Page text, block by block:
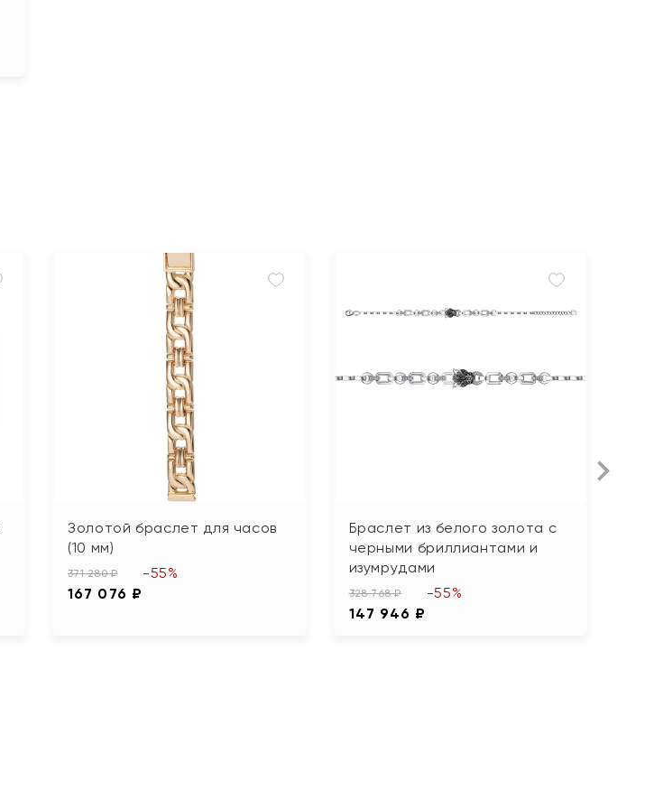
Золотой браслет для часов
(10 мм)
371 280 ₽
167 076 ₽
-55%
Браслет из белого золота с
черными бриллиантами и
изумрудами
328 768 ₽
147 946 ₽
-55%